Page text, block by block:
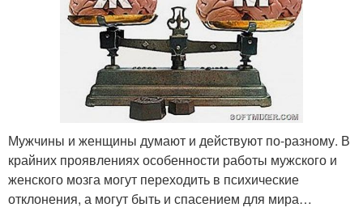
Мужчины и женщины думают и действуют по-разному. В
крайних проявлениях особенности работы мужского и
женского мозга могут переходить в психические
отклонения, а могут быть и спасением для мира…